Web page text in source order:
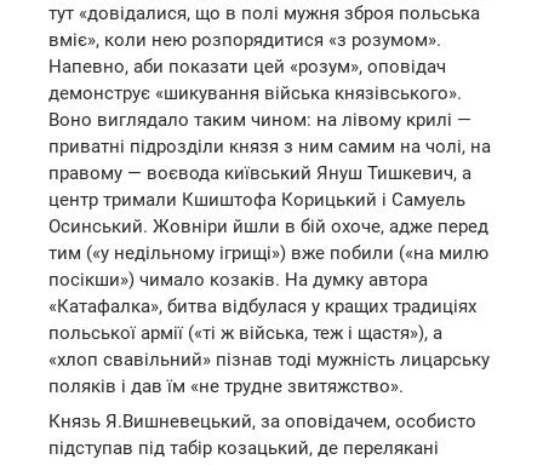
тут «довідалися, що в полі мужня зброя польська
вміє», коли нею розпорядитися «з розумом».
Напевно, аби показати цей «розум», оповідач
демонструє «шикування війська князівського».
Воно виглядало таким чином: на лівому крилі —
приватні підрозділи князя з ним самим на чолі, на
правому — воєвода київський Януш Тишкевич, а
центр тримали Кшиштофа Корицький і Самуель
Осинський. Жовніри йшли в бій охоче, адже перед
тим («у недільному ігрищі») вже побили («на милю
посікши») чимало козаків. На думку автора
«Катафалка», битва відбулася у кращих традиціях
польської армії («ті ж війська, теж і щастя»), а
«хлоп свавільний» пізнав тоді мужність лицарську
поляків і дав їм «не трудне звитяжство».
Князь Я.Вишневецький, за оповідачем, особисто
підступав під табір козацький, де перелякані